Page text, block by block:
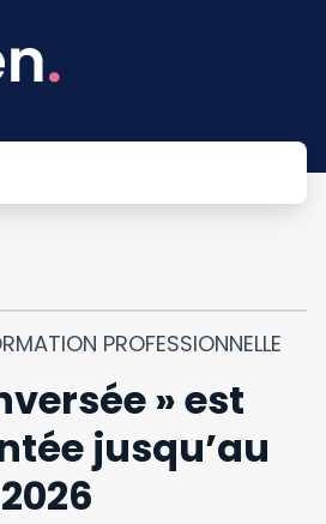
PROFESSIONNELLE
» est
jusqu’au